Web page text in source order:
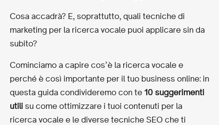
Cosa accadrà? E, soprattutto, quali tecniche di
marketing per la ricerca vocale puoi applicare sin da
subito?
Cominciamo a capire cos’è la ricerca vocale e
perché è così importante per il tuo business online: in
questa guida condivideremo con te 10 suggerimenti
utili su come ottimizzare i tuoi contenuti per la
ricerca vocale e le diverse tecniche SEO che ti